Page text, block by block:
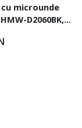
microunde
D2060BK,
700W